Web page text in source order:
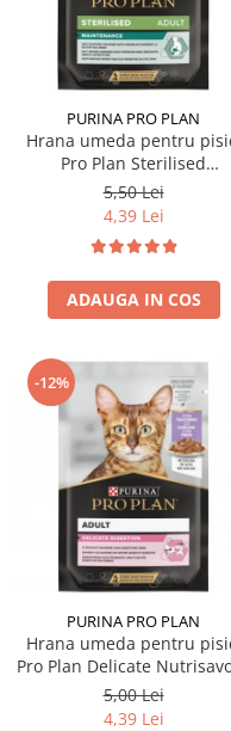
Hrana uscata
Hrana uscata caini
Caine Junior
Caine Adult
Caine Senior
Oferta 2 saci
Igiena caini
Cosmetica & produse de
Covorase & Scutece
Solutii auriculare
Solutii dentare
Solutii oftalmice
Recompense caini
Hrana umeda
Hrana uscata
Hrana umeda pisici
Pisica Adult
Pisica Junior
Pisica Senior
Pisica Sterilizata
Ingrijire pisici
Asternut igienic
Igiena pisici
Oferte
Recompense pisici
PURINA PRO PLAN
Hrana umeda pentru
Pro Plan Sterilised
Nutrisavour cu pui in sos
gr
5,50 Lei
4,39 Lei
ADAUGA IN COS
-12%
PURINA PRO PLAN
Hrana umeda pentru
Pro Plan Delicate
cu curcan in sos 85 gr
5,00 Lei
4,39 Lei